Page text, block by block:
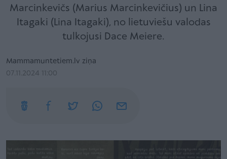
Marcinkevičs (Marius Marcinkevičius) un Lina
Itagaki (Lina Itagaki), no lietuviešu valodas
tulkojusi Dace Meiere.
Mammamuntetiem.lv ziņa
07.11.2024 11:00